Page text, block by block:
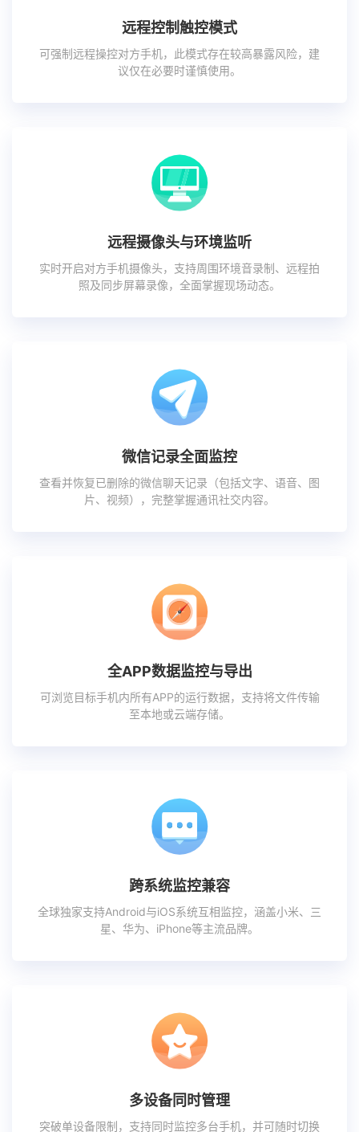
远程控制触控模式
可强制远程操控对方手机，此模式存在较高暴露风险，建
议仅在必要时谨慎使用。
远程摄像头与环境监听
实时开启对方手机摄像头，支持周围环境音录制、远程拍
照及同步屏幕录像，全面掌握现场动态。
微信记录全面监控
查看并恢复已删除的微信聊天记录（包括文字、语音、图
片、视频），完整掌握通讯社交内容。
全APP数据监控与导出
可浏览目标手机内所有APP的运行数据，支持将文件传输
至本地或云端存储。
跨系统监控兼容
全球独家支持Android与iOS系统互相监控，涵盖小米、三
星、华为、iPhone等主流品牌。
多设备同时管理
突破单设备限制，支持同时监控多台手机，并可随时切换